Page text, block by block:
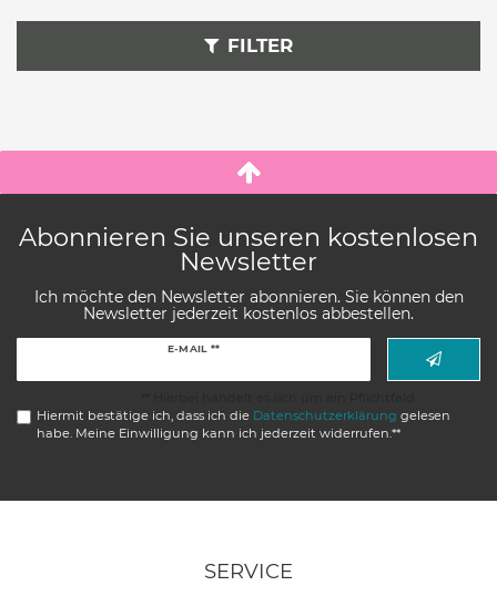
FILTER
Abonnieren Sie unseren kostenlosen
Newsletter
Ich möchte den Newsletter abonnieren. Sie können den
Newsletter jederzeit kostenlos abbestellen.
E-MAIL **
Hiermit bestätige ich, dass ich die Daten­schutz­erklärung gelesen
habe. Meine Einwilligung kann ich jederzeit widerrufen.**
SERVICE